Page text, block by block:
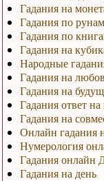
Гадания на
Гадания по рунам
Гадания по
Гадания на
Народные
Гадания на
Гадания на
Гадания ответ
Гадания на
Онлайн гадания
Нумерология
Гадания онлайн
Гадания на день